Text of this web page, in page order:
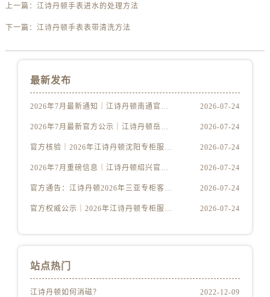
上一篇： 江诗丹顿手表进水的处理方法
下一篇： 江诗丹顿手表表带清洗方法
最新发布
2026-07-24
2026-07-24
2026-07-24
2026-07-24
2026-07-24
2026-07-24
站点热门
江诗丹顿如何消磁？ 2022-12-09